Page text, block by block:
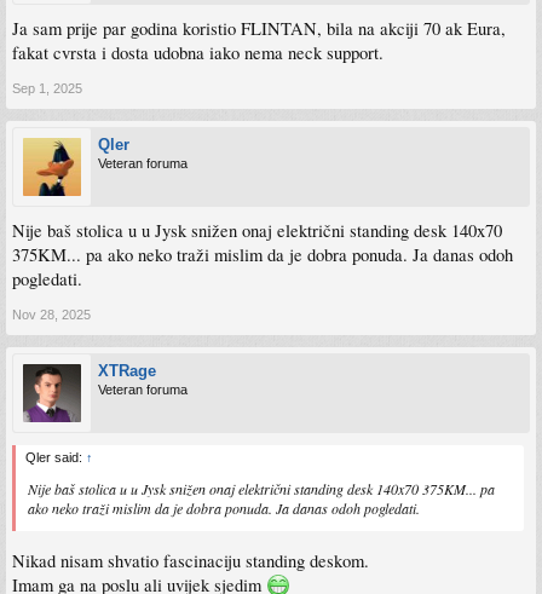
Ja sam prije par godina koristio FLINTAN, bila na akciji 70 ak Eura,
fakat cvrsta i dosta udobna iako nema neck support.
Sep 1, 2025
Qler
Veteran foruma
Nije baš stolica u u Jysk snižen onaj električni standing desk 140x70
375KM... pa ako neko traži mislim da je dobra ponuda. Ja danas odoh
pogledati.
Nov 28, 2025
XTRage
Veteran foruma
Qler said: ↑
Nije baš stolica u u Jysk snižen onaj električni standing desk 140x70 375KM... pa
ako neko traži mislim da je dobra ponuda. Ja danas odoh pogledati.
Nikad nisam shvatio fascinaciju standing deskom.
Imam ga na poslu ali uvijek sjedim